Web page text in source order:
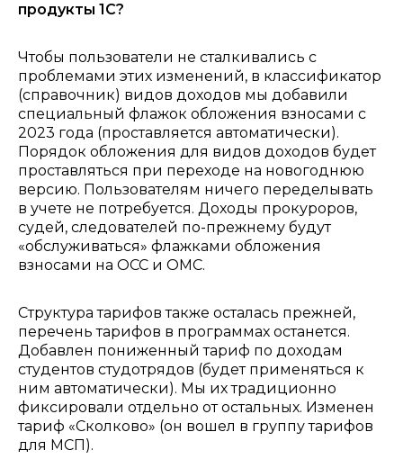
продукты 1С?
Чтобы пользователи не сталкивались с
проблемами этих изменений, в классификатор
(справочник) видов доходов мы добавили
специальный флажок обложения взносами с
2023 года (проставляется автоматически).
Порядок обложения для видов доходов будет
проставляться при переходе на новогоднюю
версию. Пользователям ничего переделывать
в учете не потребуется. Доходы прокуроров,
судей, следователей по-прежнему будут
«обслуживаться» флажками обложения
взносами на ОСС и ОМС.
Структура тарифов также осталась прежней,
перечень тарифов в программах останется.
Добавлен пониженный тариф по доходам
студентов студотрядов (будет применяться к
ним автоматически). Мы их традиционно
фиксировали отдельно от остальных. Изменен
тариф «Сколково» (он вошел в группу тарифов
для МСП).